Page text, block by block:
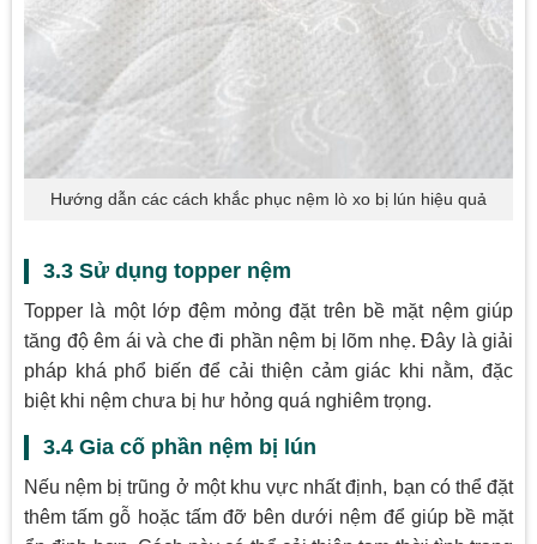
Hướng dẫn các cách khắc phục nệm lò xo bị lún hiệu quả
3.3 Sử dụng topper nệm
Topper là một lớp đệm mỏng đặt trên bề mặt nệm giúp
tăng độ êm ái và che đi phần nệm bị lõm nhẹ. Đây là giải
pháp khá phổ biến để cải thiện cảm giác khi nằm, đặc
biệt khi nệm chưa bị hư hỏng quá nghiêm trọng.
3.4 Gia cố phần nệm bị lún
Nếu nệm bị trũng ở một khu vực nhất định, bạn có thể đặt
thêm tấm gỗ hoặc tấm đỡ bên dưới nệm để giúp bề mặt